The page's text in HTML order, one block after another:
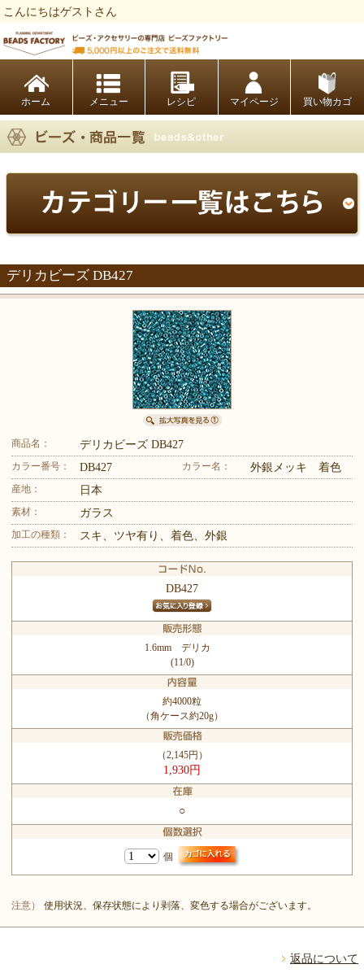
こんにちはゲストさん
ホーム レシピ マイページ 買い物カゴ
デリカビーズ DB427
商品名： デリカビーズ DB427
カラー番号： DB427 カラー名： 外銀メッキ 着色
産地： 日本
素材： ガラス
加工の種類： スキ、ツヤ有り、着色、外銀
DB427
1.6mm デリカ
(11/0)
約4000粒
（角ケース約20g）
（2,145円）
1,930円
○
個
注意） 使用状況、保存状態により剥落、変色する場合がございます。
返品について